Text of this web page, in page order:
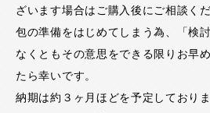
ざいます場合はご購入後にご相談く
包の準備をはじめてしまう為、「検
なくともその意思をできる限りお早
たら幸いです。
納期は約３ヶ月ほどを予定しておりま